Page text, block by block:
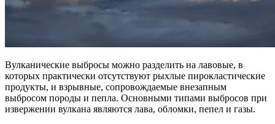
Вулканические выбросы можно разделить на лавовые, в
которых практически отсутствуют рыхлые пирокластические
продукты, и взрывные, сопровождаемые внезапным
выбросом породы и пепла. Основными типами выбросов при
извержении вулкана являются лава, обломки, пепел и газы.